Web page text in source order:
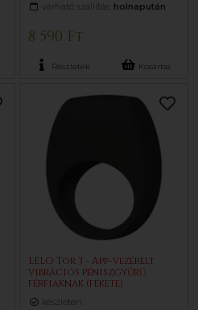
várható szállítás: holnapután
8 590 Ft
Részletek Kosárba
LELO Tor 3 - App-vezérelt
vibrációs péniszgyűrű,
férfiaknak (fekete)
készleten